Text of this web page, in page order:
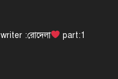
writer :রোদেলা part:1